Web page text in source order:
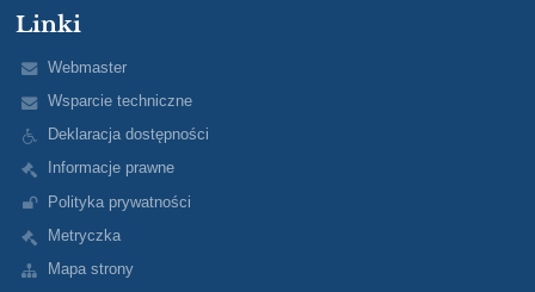
Linki
Webmaster
Wsparcie techniczne
Deklaracja dostępności
Informacje prawne
Polityka prywatności
Metryczka
Mapa strony